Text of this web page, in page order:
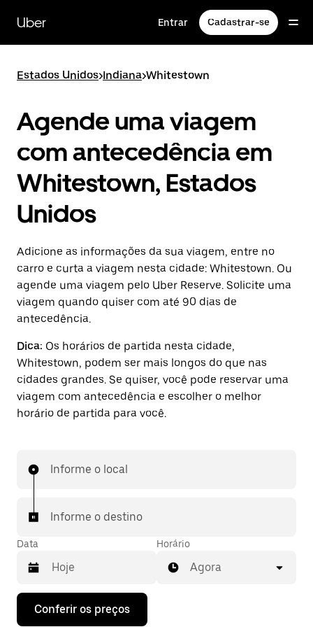
para
conteúdo
Uber Entrar Cadastrar-se
Estados Unidos>Indiana>Whitestown
Agende uma viagem
com antecedência em
Whitestown, Estados
Unidos
Adicione as informações da sua viagem, entre no
carro e curta a viagem nesta cidade: Whitestown. Ou
agende uma viagem pelo Uber Reserve. Solicite uma
viagem quando quiser com até 90 dias de
antecedência.
Dica: Os horários de partida nesta cidade,
Whitestown, podem ser mais longos do que nas
cidades grandes. Se quiser, você pode reservar uma
viagem com antecedência e escolher o melhor
horário de partida para você.
Informe o local
Informe o destino
Data
Pressione
Horário
Agora
Conferir os preços